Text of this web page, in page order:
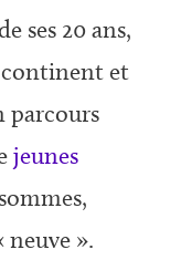
ses 20 ans,
continent et
parcours
jeunes
neuve ».